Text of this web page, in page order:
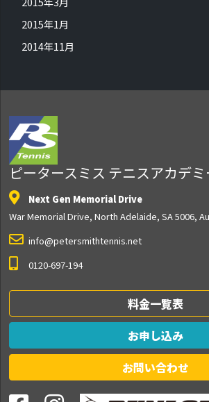
2015年1月
2014年11月
ピータースミス テニスアカデミ
Next Gen Memorial Drive
War Memorial Drive, North Adelaide, SA 5006,
info@petersmithtennis.net
0120-697-194
料金一覧表
お申し込み
お問い合わせ